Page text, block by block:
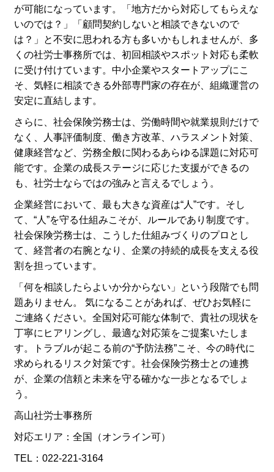
が可能になっています。「地方だから対応してもらえな
いのでは？」「顧問契約しないと相談できないので
は？」と不安に思われる方も多いかもしれませんが、多
くの社労士事務所では、初回相談やスポット対応も柔軟
に受け付けています。中小企業やスタートアップにこ
そ、気軽に相談できる外部専門家の存在が、組織運営の
安定に直結します。
さらに、社会保険労務士は、労働時間や就業規則だけで
なく、人事評価制度、働き方改革、ハラスメント対策、
健康経営など、労務全般に関わるあらゆる課題に対応可
能です。企業の成長ステージに応じた支援ができるの
も、社労士ならではの強みと言えるでしょう。
企業経営において、最も大きな資産は“人”です。そし
て、“人”を守る仕組みこそが、ルールであり制度です。
社会保険労務士は、こうした仕組みづくりのプロとし
て、経営者の右腕となり、企業の持続的成長を支える役
割を担っています。
「何を相談したらよいか分からない」という段階でも問
題ありません。 気になることがあれば、ぜひお気軽に
ご連絡ください。全国対応可能な体制で、貴社の現状を
丁寧にヒアリングし、最適な対応策をご提案いたしま
す。トラブルが起こる前の“予防法務”こそ、今の時代に
求められるリスク対策です。社会保険労務士との連携
が、企業の信頼と未来を守る確かな一歩となるでしょ
う。
高山社労士事務所
対応エリア：全国（オンライン可）
TEL：022-221-3164